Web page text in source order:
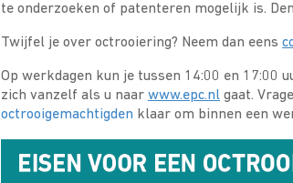
te onderzoeken of patenteren mogelijk is.
Twijfel je over octrooiering? Neem dan eens
Op werkdagen kun je tussen 14:00 en 17:00
zich vanzelf als u naar www.epc.nl gaat.
octrooigemachtigden klaar om binnen een